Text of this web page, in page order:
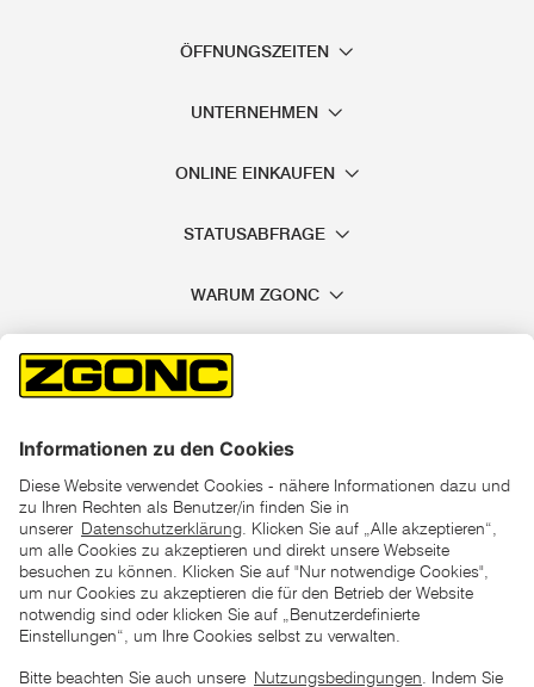
ÖFFNUNGSZEITEN
UNTERNEHMEN
ONLINE EINKAUFEN
STATUSABFRAGE
WARUM ZGONC
*der "statt"-Preis ist der niedrigste von uns in den letzten 30
Tagen vor Beginn dieser Aktion verlangte Preis
unter den UVP Preisen auf dieser Website sind die